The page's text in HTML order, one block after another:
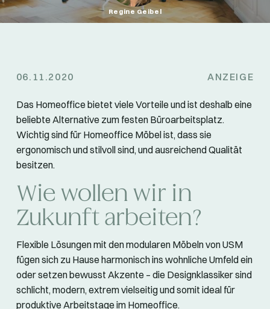
Regine Geibel
06.11.2020 ANZEIGE
Das Homeoffice bietet viele Vorteile und ist deshalb eine
beliebte Alternative zum festen Büroarbeitsplatz.
Wichtig sind für Homeoffice Möbel ist, dass sie
ergonomisch und stilvoll sind, und ausreichend Qualität
besitzen.
Wie wollen wir in
Zukunft arbeiten?
Flexible Lösungen mit den modularen Möbeln von USM
fügen sich zu Hause harmonisch ins wohnliche Umfeld ein
oder setzen bewusst Akzente – die Designklassiker sind
schlicht, modern, extrem vielseitig und somit ideal für
produktive Arbeitstage im Homeoffice.